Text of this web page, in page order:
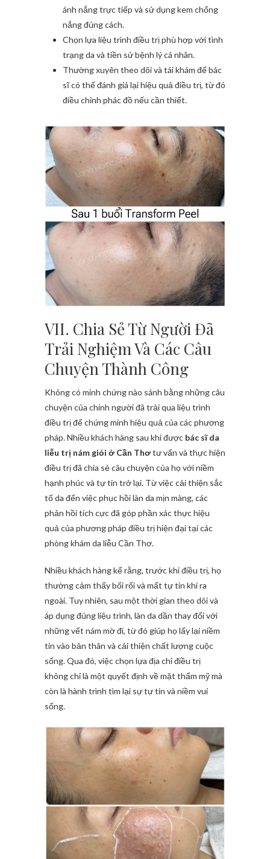
ánh nắng trực tiếp và sử dụng kem chống
nắng đúng cách.
Chọn lựa liệu trình điều trị phù hợp với tình
trạng da và tiền sử bệnh lý cá nhân.
Thường xuyên theo dõi và tái khám để bác
sĩ có thể đánh giá lại hiệu quả điều trị, từ đó
điều chỉnh phác đồ nếu cần thiết.
VII. Chia Sẻ Từ Người Đã
Trải Nghiệm Và Các Câu
Chuyện Thành Công
Không có minh chứng nào sánh bằng những câu
chuyện của chính người đã trải qua liệu trình
điều trị để chứng minh hiệu quả của các phương
pháp. Nhiều khách hàng sau khi được bác sĩ da
liễu trị nám giỏi ở Cần Thơtư vấn và thực hiện
điều trị đã chia sẻ câu chuyện của họ với niềm
hạnh phúc và tự tin trở lại. Từ việc cải thiện sắc
tố da đến việc phục hồi làn da mịn màng, các
phản hồi tích cực đã góp phần xác thực hiệu
quả của phương pháp điều trị hiện đại tại các
phòng khám da liễu Cần Thơ.
Nhiều khách hàng kể rằng, trước khi điều trị, họ
thường cảm thấy bối rối và mất tự tin khi ra
ngoài. Tuy nhiên, sau một thời gian theo dõi và
áp dụng đúng liệu trình, làn da dần thay đổi với
những vết nám mờ đi, từ đó giúp họ lấy lại niềm
tin vào bản thân và cải thiện chất lượng cuộc
sống. Qua đó, việc chọn lựa địa chỉ điều trị
không chỉ là một quyết định về mặt thẩm mỹ mà
còn là hành trình tìm lại sự tự tin và niềm vui
sống.